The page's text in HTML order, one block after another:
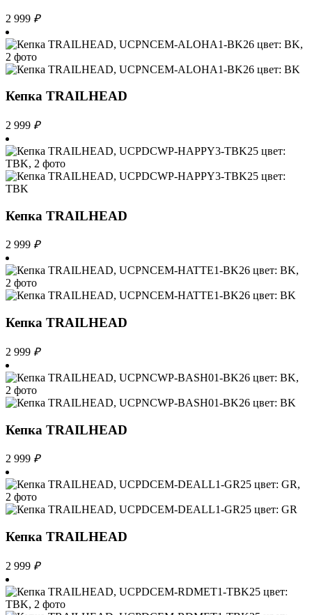
2 999 ₽
Кепка TRAILHEAD
2 999 ₽
Кепка TRAILHEAD
2 999 ₽
Кепка TRAILHEAD
2 999 ₽
Кепка TRAILHEAD
2 999 ₽
Кепка TRAILHEAD
2 999 ₽